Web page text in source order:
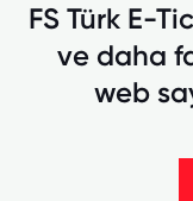
FS Türk E-
ve daha
web